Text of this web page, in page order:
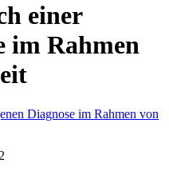
einer
im Rahmen